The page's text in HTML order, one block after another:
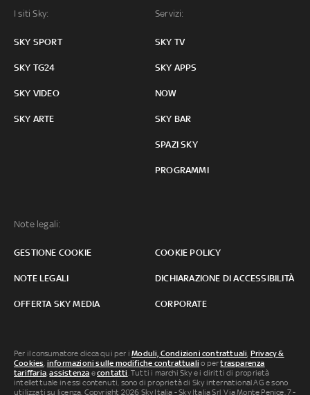
I siti Sky:
SKY SPORT
SKY TG24
SKY VIDEO
SKY ARTE
Servizi:
SKY TV
SKY APPS
NOW
SKY BAR
SPAZI SKY
PROGRAMMI
Note legali:
GESTIONE COOKIE COOKIE POLICY
NOTE LEGALI DICHIARAZIONE DI ACCESSIBILITÀ
OFFERTA SKY MEDIA CORPORATE
Per il consumatore clicca qui per iModuli, Condizioni contrattuali, Privacy &
Cookies, informazioni sulle modifiche contrattuali o pertrasparenza
tariffaria,assistenza econtatti. Tutti i marchi Sky e i diritti di proprietà
intellettuale in essi contenuti, sono di proprietà di Sky international AG e sono
utilizzati su licenza. Copyright 2026 Sky Italia - Sky Italia Srl Via Monte Penice, 7 -